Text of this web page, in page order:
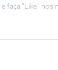
faça "Like" nos